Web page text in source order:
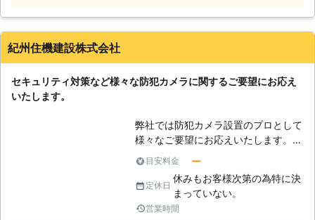
所の安全が守られるようになります。
紀州住機建設株式会社
セキュリティ対策など様々な防犯カメラに関するご要望にお応え
いたします。
弊社では防犯カメラ設置のプロとして
様々なご要望にお応えいたします。監
視カメラ設置というのはただ単にカメ
ラを設置すれば良いというのではな
く、適切な場所に状況に合ったカメラ
を設置しなければセキュリティ対策と
しては意味をなしません。弊社では目
目安料金 ー
定休日
休みもお客様次第の為特に決
まっていない。
営業時間